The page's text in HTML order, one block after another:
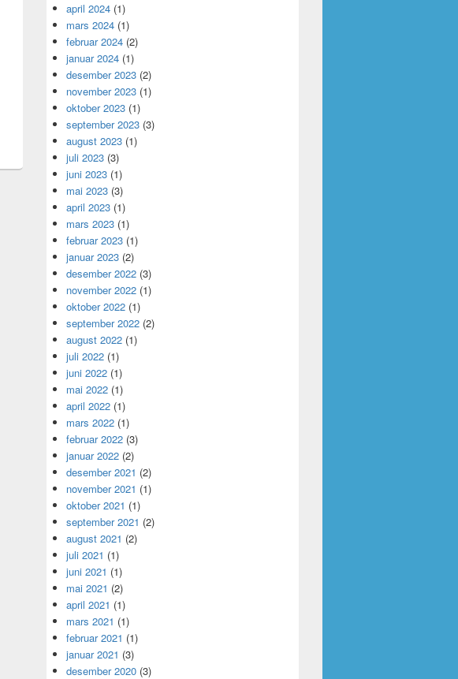
april 2024 (1)
mars 2024 (1)
februar 2024 (2)
januar 2024 (1)
desember 2023 (2)
november 2023 (1)
oktober 2023 (1)
september 2023 (3)
august 2023 (1)
juli 2023 (3)
juni 2023 (1)
mai 2023 (3)
april 2023 (1)
mars 2023 (1)
februar 2023 (1)
januar 2023 (2)
desember 2022 (3)
november 2022 (1)
oktober 2022 (1)
september 2022 (2)
august 2022 (1)
juli 2022 (1)
juni 2022 (1)
mai 2022 (1)
april 2022 (1)
mars 2022 (1)
februar 2022 (3)
januar 2022 (2)
desember 2021 (2)
november 2021 (1)
oktober 2021 (1)
september 2021 (2)
august 2021 (2)
juli 2021 (1)
juni 2021 (1)
mai 2021 (2)
april 2021 (1)
mars 2021 (1)
februar 2021 (1)
januar 2021 (3)
desember 2020 (3)